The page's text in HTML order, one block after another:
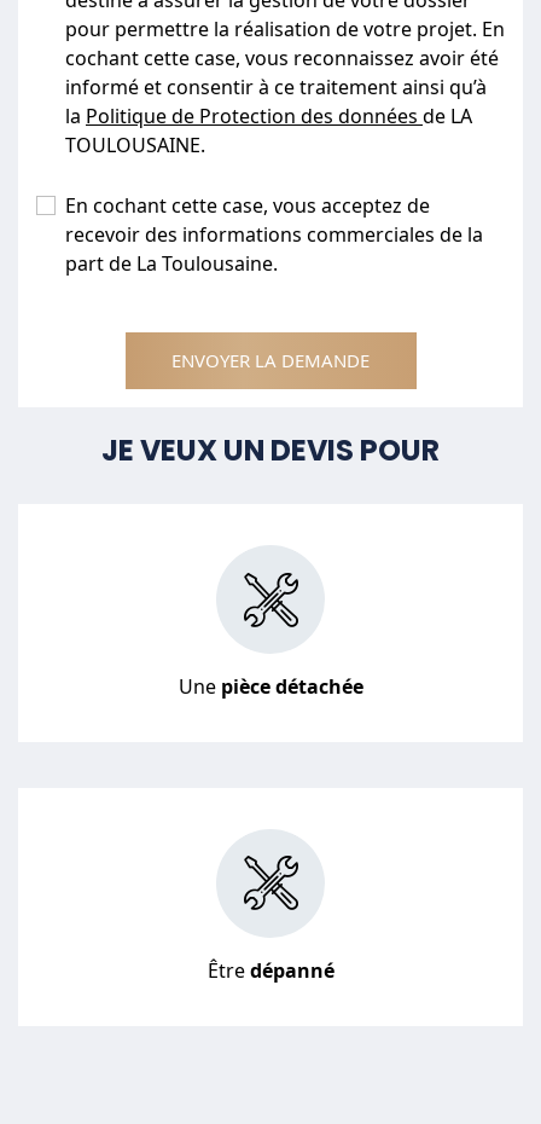
pour permettre la réalisation de votre projet. En
cochant cette case, vous reconnaissez avoir été
informé et consentir à ce traitement ainsi qu’à
la Politique de Protection des données de LA
TOULOUSAINE.
En cochant cette case, vous acceptez de
recevoir des informations commerciales de la
part de La Toulousaine.
ENVOYER LA DEMANDE
JE VEUX UN DEVIS POUR
Une pièce détachée
Êtredépanné